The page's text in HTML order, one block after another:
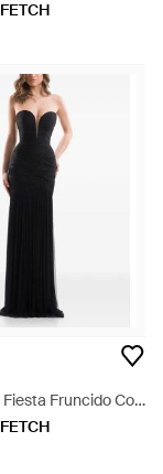
Negro
Fruncido Con
- Negro